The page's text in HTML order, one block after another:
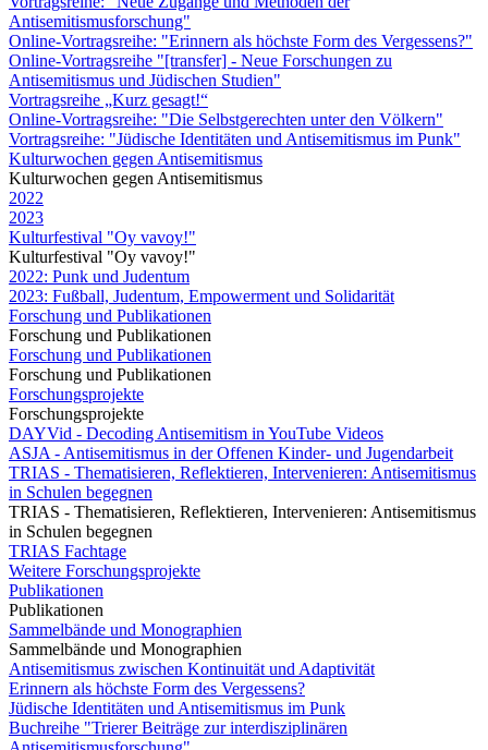
Antisemitismusforschung"
Online-Vortragsreihe: "Erinnern als höchste Form des Vergessens?"
Online-Vortragsreihe "[transfer] - Neue Forschungen zu
Antisemitismus und Jüdischen Studien"
Vortragsreihe „Kurz gesagt!“
Online-Vortragsreihe: "Die Selbstgerechten unter den Völkern"
Vortragsreihe: "Jüdische Identitäten und Antisemitismus im Punk"
Kulturwochen gegen Antisemitismus
Kulturwochen gegen Antisemitismus
2022
2023
Kulturfestival "Oy vavoy!"
Kulturfestival "Oy vavoy!"
2022: Punk und Judentum
2023: Fußball, Judentum, Empowerment und Solidarität
Forschung und Publikationen
Forschung und Publikationen
Forschung und Publikationen
Forschung und Publikationen
Forschungsprojekte
Forschungsprojekte
DAYVid - Decoding Antisemitism in YouTube Videos
ASJA - Antisemitismus in der Offenen Kinder- und Jugendarbeit
TRIAS - Thematisieren, Reflektieren, Intervenieren: Antisemitismus
in Schulen begegnen
TRIAS - Thematisieren, Reflektieren, Intervenieren: Antisemitismus
in Schulen begegnen
TRIAS Fachtage
Weitere Forschungsprojekte
Publikationen
Publikationen
Sammelbände und Monographien
Sammelbände und Monographien
Antisemitismus zwischen Kontinuität und Adaptivität
Erinnern als höchste Form des Vergessens?
Jüdische Identitäten und Antisemitismus im Punk
Buchreihe "Trierer Beiträge zur interdisziplinären